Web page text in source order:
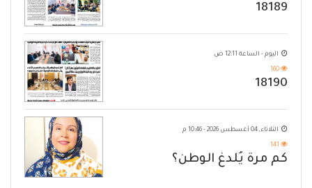
18189
اليوم - الساعة 12:11 ص
160
18190
الثلاثاء, 04 أغسطس 2026 - 10:46 م
141
كم مرة يُلدغ الوطن؟